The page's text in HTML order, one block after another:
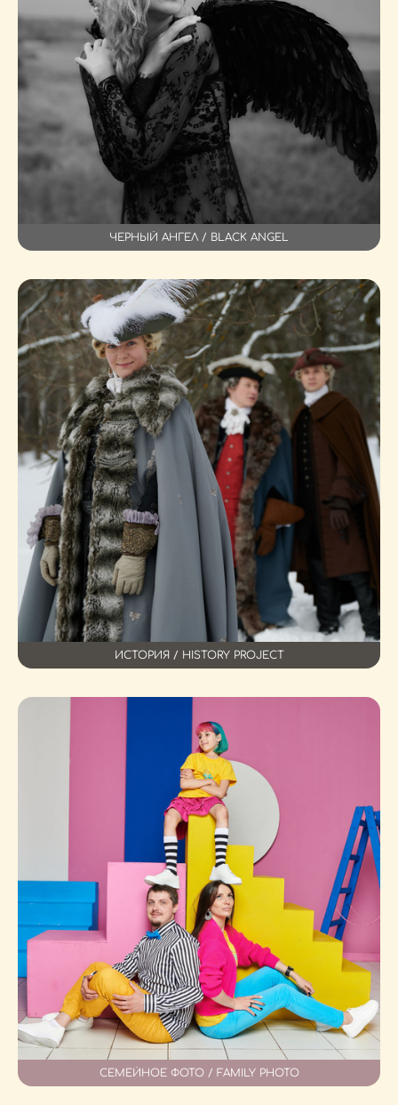
ЧЕРНЫЙ АНГЕЛ / BLACK ANGEL
ИСТОРИЯ / HISTORY PROJECT
СЕМЕЙНОЕ ФОТО / FAMILY PHOTO